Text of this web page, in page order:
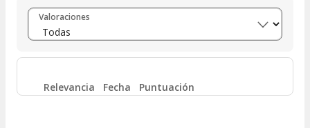
Entre 8 y 10 (6)
Entre 6 y 8 (0)
Entre 4 y 6 0
Valoraciones
Relevancia Fecha Puntuación